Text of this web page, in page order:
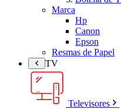
Marca
Hp
Canon
Epson
Resmas de Papel
TV
Televisores